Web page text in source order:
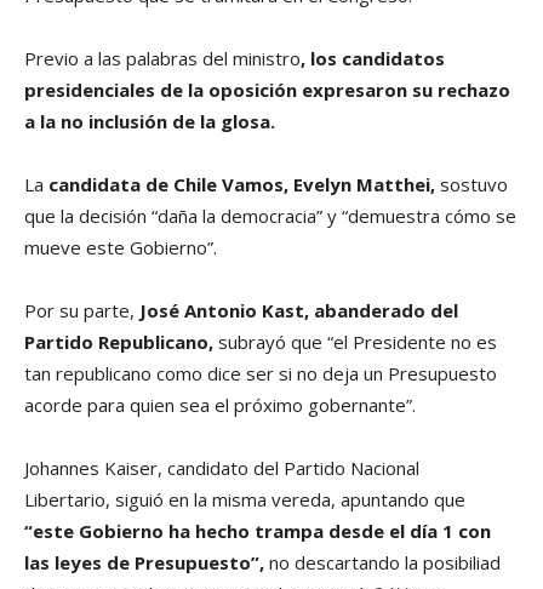
Previo a las palabras del ministro, los candidatos
presidenciales de la oposición expresaron su rechazo
a la no inclusión de la glosa.
La candidata de Chile Vamos, Evelyn Matthei, sostuvo
que la decisión “daña la democracia” y “demuestra cómo se
mueve este Gobierno”.
Por su parte, José Antonio Kast, abanderado del
Partido Republicano, subrayó que “el Presidente no es
tan republicano como dice ser si no deja un Presupuesto
acorde para quien sea el próximo gobernante”.
Johannes Kaiser, candidato del Partido Nacional
Libertario, siguió en la misma vereda, apuntando que
“este Gobierno ha hecho trampa desde el día 1 con
las leyes de Presupuesto”, no descartando la posibiliad